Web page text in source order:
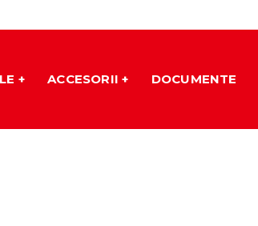
ACCESORII DOCUMENTE